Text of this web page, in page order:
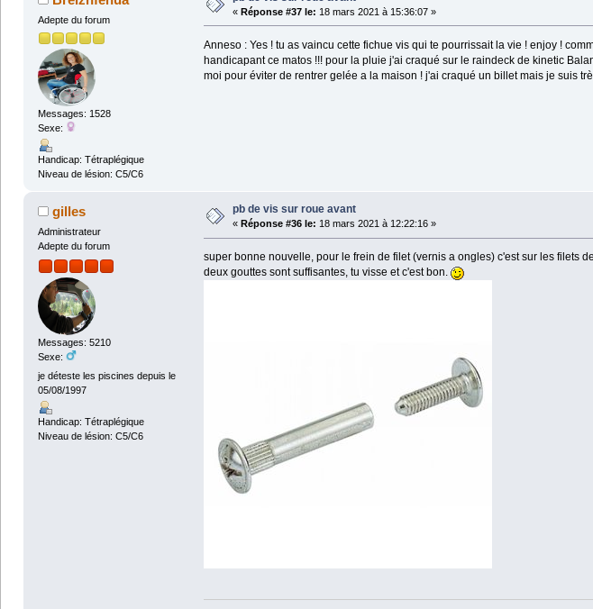
Adepte du forum
Messages: 1528
Sexe:
Handicap: Tétraplégique
Niveau de lésion: C5/C6
« Réponse #37 le: 18 mars 2021 à 15:36:07 »
Anneso : Yes ! tu as vaincu cette fichue vis qui te pourrissait la vie ! enjoy !
handicapant ce matos !!! pour la pluie j'ai craqué sur le raindeck de kinetic
moi pour éviter de rentrer gelée a la maison ! j'ai craqué un billet mais je suis
gilles
Administrateur
Adepte du forum
Messages: 5210
Sexe:
je déteste les piscines depuis le
05/08/1997
Handicap: Tétraplégique
Niveau de lésion: C5/C6
pb de vis sur roue avant
« Réponse #36 le: 18 mars 2021 à 12:22:16 »
super bonne nouvelle, pour le frein de filet (vernis a ongles) c'est sur les filets
deux gouttes sont suffisantes, tu visse et c'est bon.